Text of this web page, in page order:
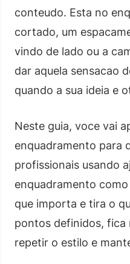
conteudo. Esta no
cortado, um
vindo de lado ou a
dar aquela sensacao
quando a sua ideia e
Neste guia, voce vai
enquadramento para
profissionais usando
enquadramento
que importa e tira o
pontos definidos, fica
repetir o estilo e